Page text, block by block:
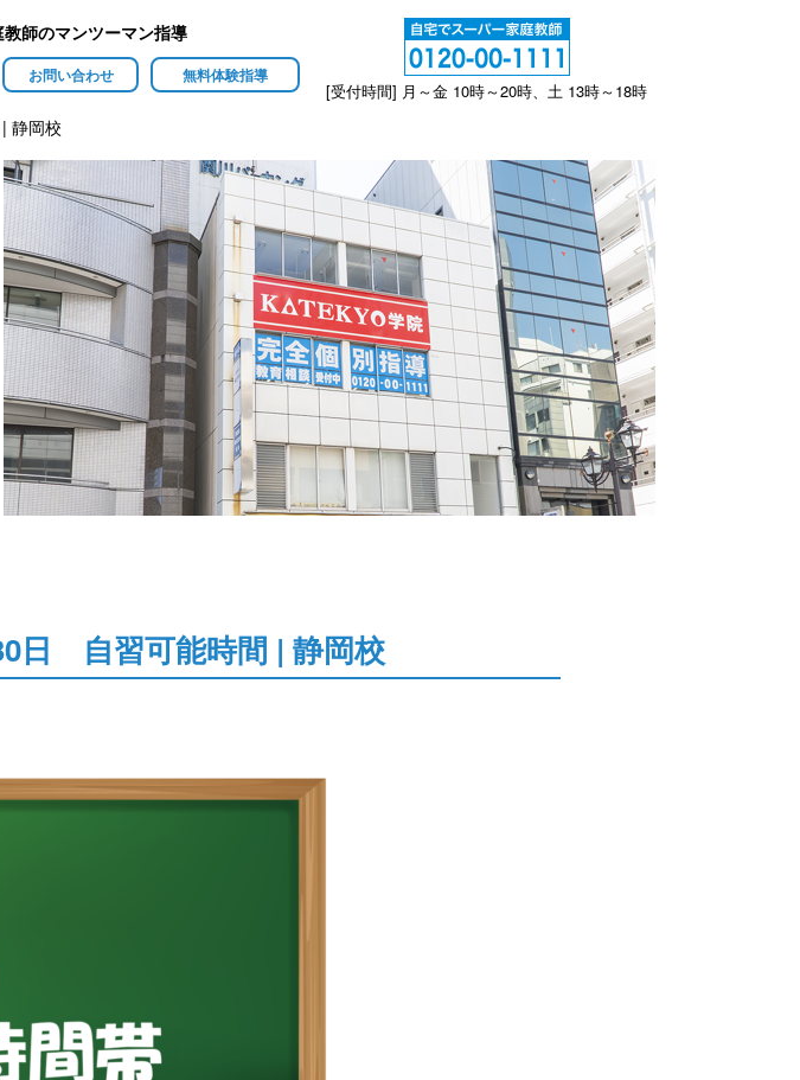
師のマンツーマン指導
お問い合わせ 無料体験指導
[受付時間] 月～金 10時～20時、土 13時～18時
静岡校
日 自習可能時間 | 静岡校